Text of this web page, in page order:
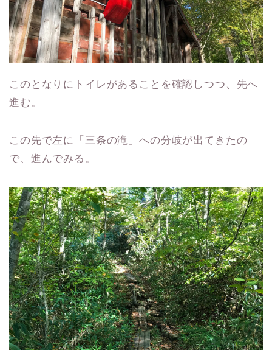
このとなりにトイレがあることを確認しつつ、先へ
進む。
この先で左に「三条の滝」への分岐が出てきたの
で、進んでみる。